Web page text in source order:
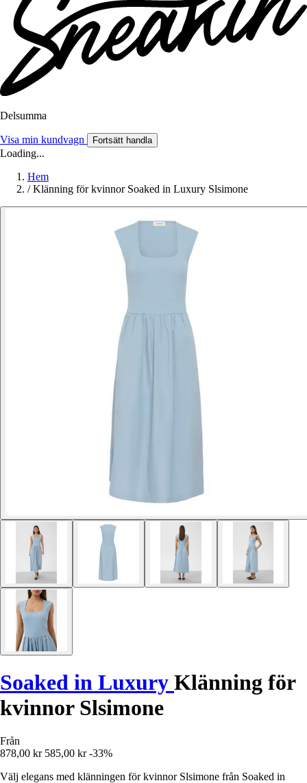
Delsumma
Visa min kundvagn Fortsätt handla
Loading...
Hem
/ Klänning för kvinnor Soaked in Luxury Slsimone
Soaked in Luxury Klänning för
kvinnor Slsimone
Från
878,00 kr 585,00 kr -33%
Välj elegans med klänningen för kvinnor Slsimone från Soaked in